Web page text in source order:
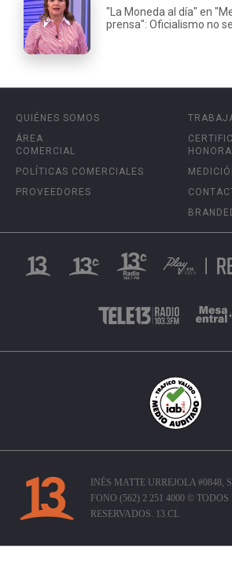
"La Moneda al día" en
prensa": Oficialismo no
QUIÉNES SOMOS
ÁREA
COMERCIAL
POLÍTICAS COMERCIALES
PROVEEDORES
INÉS MATTE URREJOLA #0848,
FONO (562) 2 251 4000 © TODOS
RESERVADOS. 13.CL